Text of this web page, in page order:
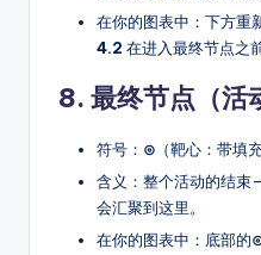
在你的图表中：下方重
4.2 在进入最终节点之前
8. 最终节点（活
符号： ⊙ （靶心：带填
含义：整个活动的结
会汇聚到这里。
在你的图表中：底部的